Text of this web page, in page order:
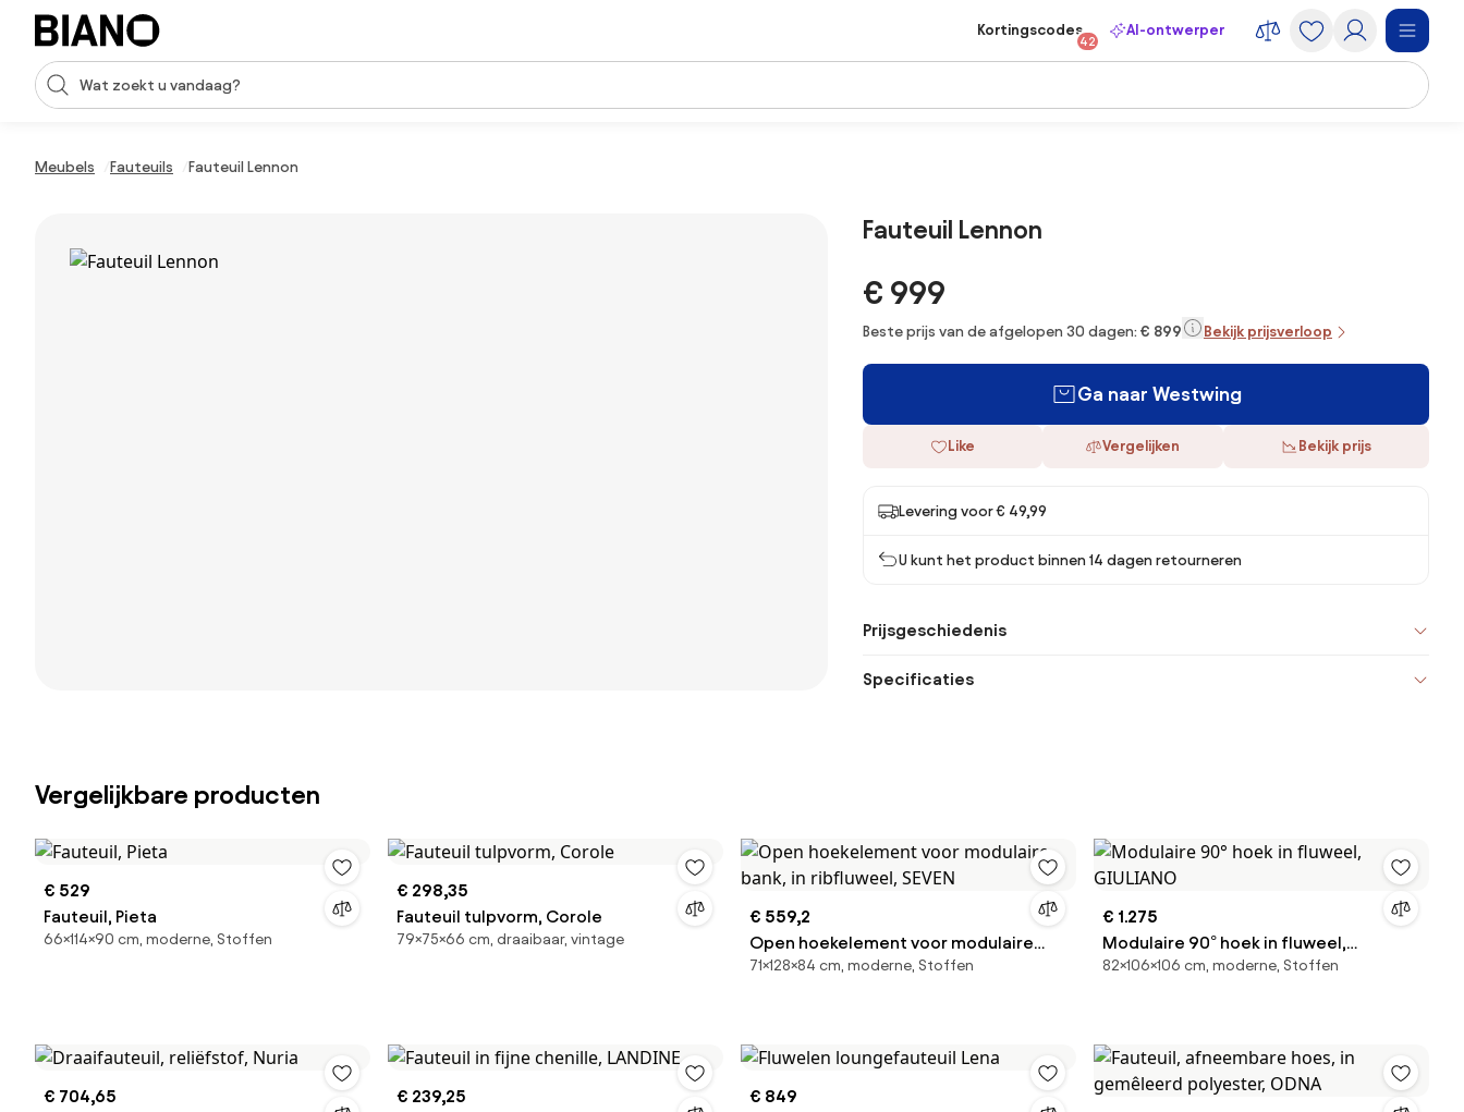
Navigatie overslaan, naar inhoud springen
Zoekopdracht invoeren
Kortingscodes
42
AI-ontwerper
Meubels Fauteuils Fauteuil Lennon
Fauteuil Lennon
€ 999
Beste prijs van de afgelopen 30 dagen: € 899 Bekijk prijsverloop
Ga naar Westwing
Like Vergelijken Bekijk prijs
Levering voor € 49,99
U kunt het product binnen 14 dagen retourneren
Prijsgeschiedenis
Specificaties
Vergelijkbare producten
€ 529
Fauteuil, Pieta
66×114×90 cm, moderne, Stoffen
€ 298,35
Fauteuil tulpvorm, Corole
79×75×66 cm, draaibaar, vintage
€ 559,2
Open hoekelement voor modulaire
bank, in ribfluweel, SEVEN
71×128×84 cm, moderne, Stoffen
€ 1.275
Modulaire 90° hoek in fluweel,
GIULIANO
82×106×106 cm, moderne, Stoffen
€ 704,65
€ 239,25
€ 849